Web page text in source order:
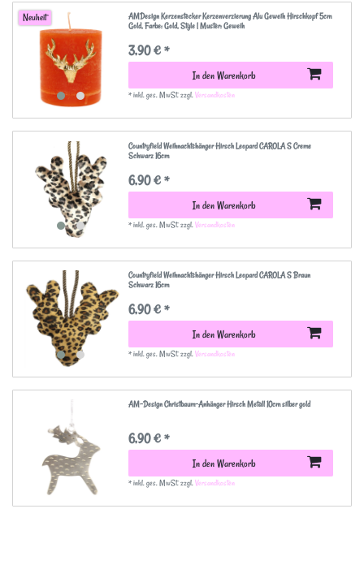
Neuheit
AMDesign Kerzenstecker Kerzenverzierung Alu Geweih Hirschkopf 5cm
Gold, Farbe: Gold, Style | Muster: Geweih
3,90 € *
In den Warenkorb
*inkl. ges. MwSt.zzgl.Versandkosten
Countryfield Weihnachtshänger Hirsch Leopard CAROLA S Creme
Schwarz 16cm
6,90 € *
In den Warenkorb
*inkl. ges. MwSt.zzgl.Versandkosten
Countryfield Weihnachtshänger Hirsch Leopard CAROLA S Braun
Schwarz 16cm
6,90 € *
In den Warenkorb
*inkl. ges. MwSt.zzgl.Versandkosten
AM-Design Christbaum-Anhänger Hirsch Metall 10cm silber gold
6,90 € *
In den Warenkorb
*inkl. ges. MwSt.zzgl.Versandkosten